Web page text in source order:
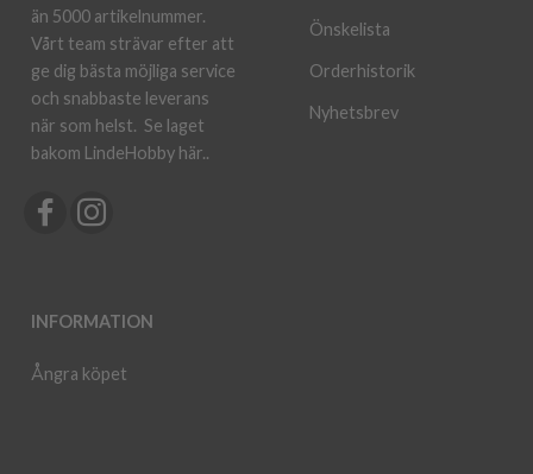
än 5000 artikelnummer.
Vårt team strävar efter att
ge dig bästa möjliga service
och snabbaste leverans
när som helst. Se laget
bakom LindeHobby här..
INFORMATION
Ångra köpet
Önskelista
Orderhistorik
Nyhetsbrev